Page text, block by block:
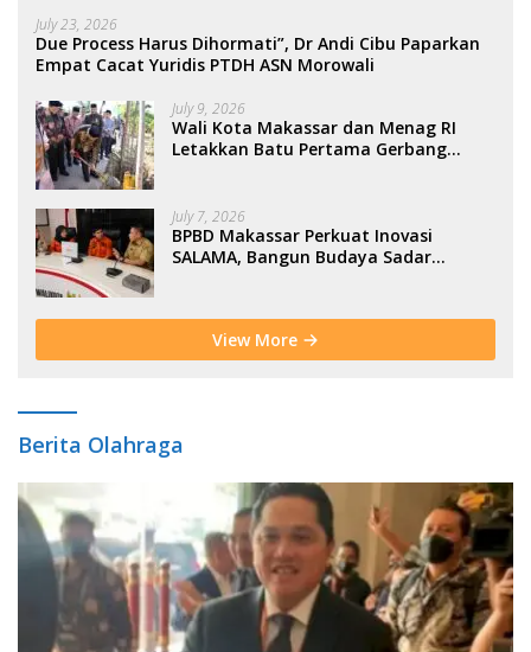
July 23, 2026
Due Process Harus Dihormati”, Dr Andi Cibu Paparkan
Empat Cacat Yuridis PTDH ASN Morowali
July 9, 2026
Wali Kota Makassar dan Menag RI
Letakkan Batu Pertama Gerbang
July 7, 2026
BPBD Makassar Perkuat Inovasi
SALAMA, Bangun Budaya Sadar
View More
Berita Olahraga